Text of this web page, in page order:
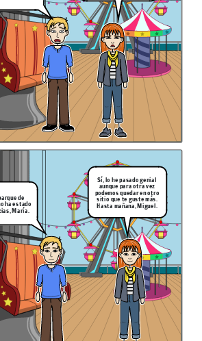
de
ha estado
María.
Sí, lo he pasado genial
aunque para otra vez
podemos quedar en otro
sitio que te guste más.
Hasta mañana, Miguel.